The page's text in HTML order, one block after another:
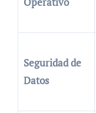
Seguridad de
Datos